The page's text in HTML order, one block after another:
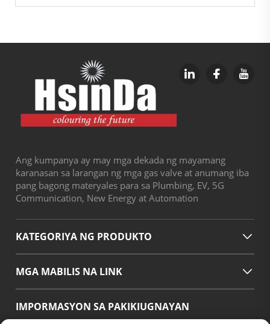
Ang kumpanya ay may mga dekada ng mayamang
karanasan sa larangan ng mga gas valve at anumang iba
pang bagong materyales para sa Plumbing, EV, 5G
Communication, New Energy at Automation
KATEGORIYA NG PRODUKTO
MGA MABILIS NA LINK
IMPORMASYON SA PAKIKIUGNAYAN